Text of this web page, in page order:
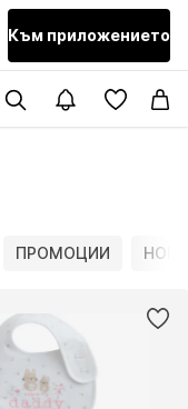
Към приложението
ПРОМОЦИИ НОВО